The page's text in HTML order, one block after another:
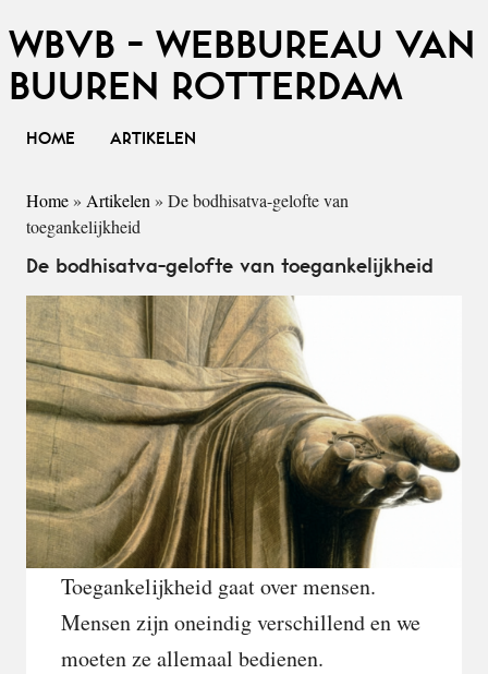
WBVB - WEBBUREAU VAN
BUUREN ROTTERDAM
HOME ARTIKELEN
Home » Artikelen » De bodhisatva-gelofte van
toegankelijkheid
De bodhisatva-gelofte van toegankelijkheid
Toegankelijkheid gaat over mensen.
Mensen zijn oneindig verschillend en we
moeten ze allemaal bedienen.